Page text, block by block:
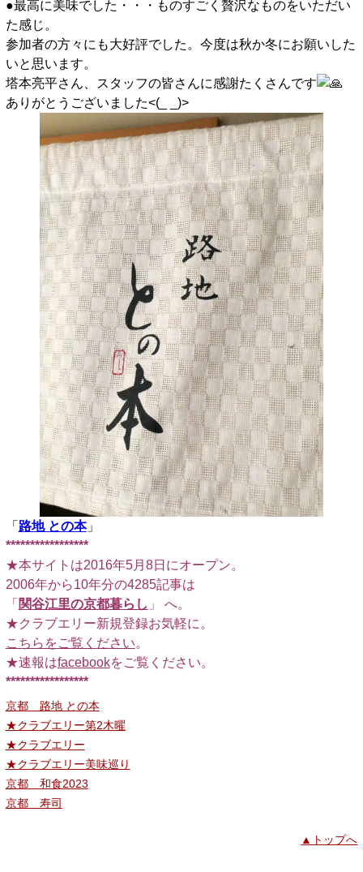
●最高に美味でした・・・ものすごく贅沢なものをいただい
た感じ。
参加者の方々にも大好評でした。今度は秋か冬にお願いした
いと思います。
塔本亮平さん、スタッフの皆さんに感謝たくさんです
ありがとうございました<(_ _)>
「 路地 との本」
*****************
★本サイトは2016年5月8日にオープン。
2006年から10年分の4285記事は
「 関谷江里の京都暮らし 」 へ。
★クラブエリー新規登録お気軽に。
こちらをご覧ください。
★速報はfacebookをご覧ください。
*****************
京都 路地 との本
★クラブエリー第2木曜
★クラブエリー
★クラブエリー美味巡り
京都 和食2023
京都 寿司
▲トップへ